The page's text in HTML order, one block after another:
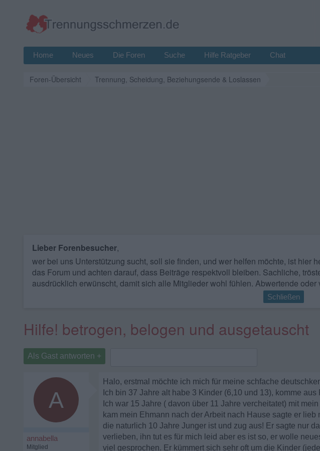
Home Neues Die Foren Suche Hilfe Ratgeber Chat
Foren-Übersicht Trennung, Scheidung, Beziehungsende & Loslassen
Lieber Forenbesucher,
wer bei uns Unterstützung sucht, soll sie finden, und wer helfen möchte, ist hier
das Forum und achten darauf, dass Beiträge respektvoll bleiben. Sachliche,
ausdrücklich erwünscht, damit sich alle Mitglieder wohl fühlen. Abwertende
Schließen
Hilfe! betrogen, belogen und ausgetauscht
Als Gast antworten +
A
annabella
Mitglied
Halo, erstmal möchte ich mich für meine schfache
Ich bin 37 Jahre alt habe 3 Kinder (6,10 und 13), komme aus
Ich war 15 Jahre ( davon über 11 Jahre vercheitatet) mit
kam mein Ehmann nach der Arbeit nach Hause sagte er
die naturlich 10 Jahre Junger ist und zug aus! Er sagte nur
verlieben, ihn tut es für mich leid aber es ist so, er wolle
viel gesprochen. Er kümmert sich sehr oft um die Kinder